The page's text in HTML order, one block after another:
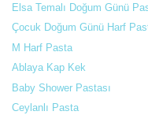
Elsa Temalı Doğum Günü
Çocuk Doğum Günü Harf
M Harf Pasta
Ablaya Kap Kek
Baby Shower Pastası
Ceylanlı Pasta